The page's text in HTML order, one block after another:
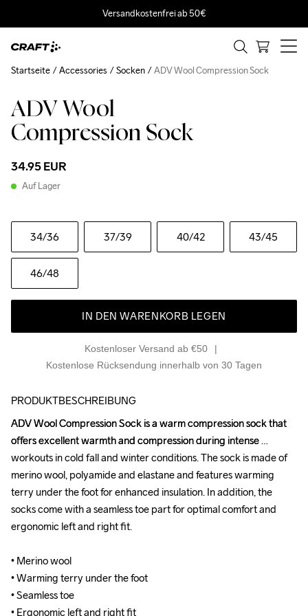
Versandkostenfrei ab 50€
ADV Wool
Compression Sock
34.95 EUR
Auf Lager
34/36 37/39 40/42 43/45
46/48
IN DEN WARENKORB LEGEN
Kostenloser Versand ab €50
Kostenlose Rücksendung innerhalb von 30 Tagen
Startseite Accessories Socken ADV Wool Compression Sock
PRODUKTBESCHREIBUNG
ADV Wool Compression Sock is a warm compression sock that
offers excellent warmth and compression during intense
workouts in cold fall and winter conditions. The sock is made of
merino wool, polyamide and elastane and features warming
terry under the foot for enhanced insulation. In addition, the
socks come with a seamless toe part for optimal comfort and
ergonomic left and right fit.
• Merino wool
• Warming terry under the foot
• Seamless toe
• Ergonomic left and right fit
ADV Wool Compression Sock is a warm compression sock that
offers excellent warmth and compression during intense
workouts in cold fall and winter conditions. The sock is made of
merino wool, polyamide and elastane and features warming
terry under the foot for enhanced insulation. In addition, the
socks come with a seamless toe part for optimal comfort and
ergonomic left and right fit.
• Merino wool
• Warming terry under the foot
• Seamless toe
• Ergonomic left and right fit